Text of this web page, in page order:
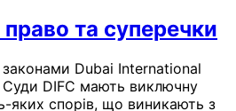
та суперечки
Dubai International
Суди DIFC мають виключну
спорів, що виникають з